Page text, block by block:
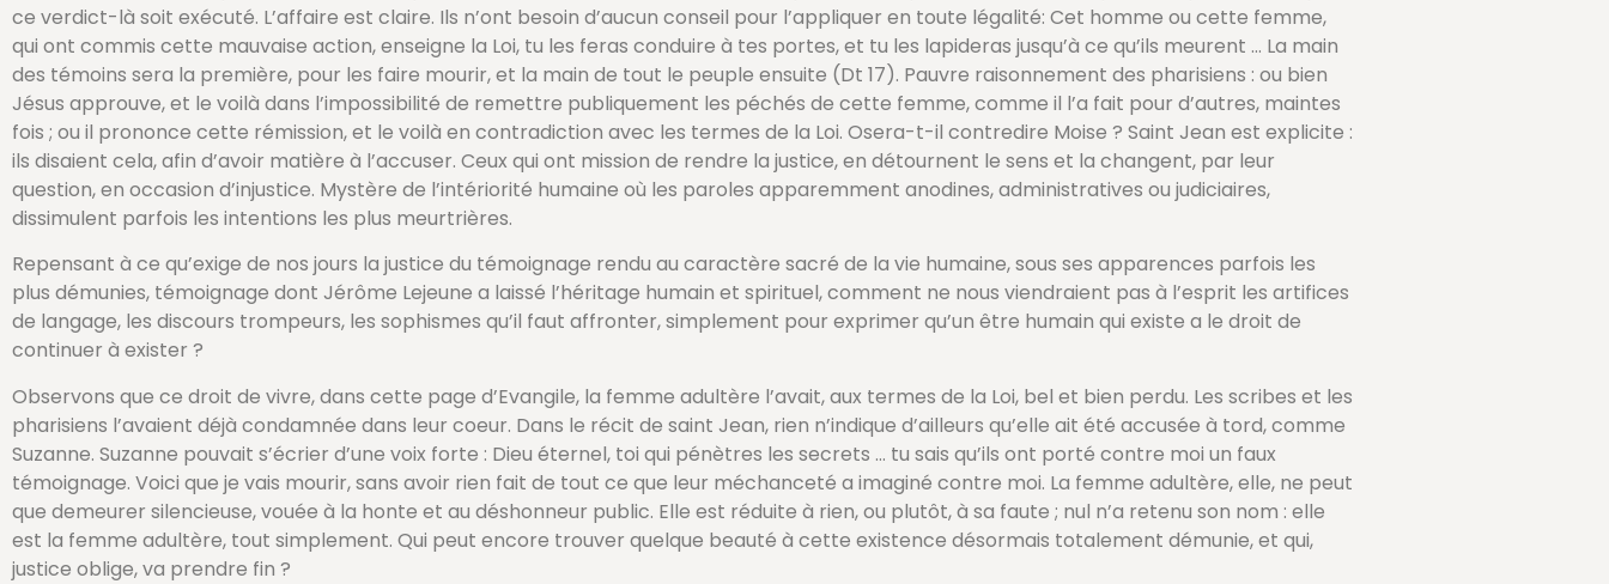
ce verdict-là soit exécuté. L’affaire est claire. Ils n’ont besoin d’aucun conseil pour l’appliquer en toute légalité: Cet homme ou cette femme,
qui ont commis cette mauvaise action, enseigne la Loi, tu les feras conduire à tes portes, et tu les lapideras jusqu’à ce qu’ils meurent … La main
des témoins sera la première, pour les faire mourir, et la main de tout le peuple ensuite (Dt 17). Pauvre raisonnement des pharisiens : ou bien
Jésus approuve, et le voilà dans l’impossibilité de remettre publiquement les péchés de cette femme, comme il l’a fait pour d’autres, maintes
fois ; ou il prononce cette rémission, et le voilà en contradiction avec les termes de la Loi. Osera-t-il contredire Moise ? Saint Jean est explicite :
ils disaient cela, afin d’avoir matière à l’accuser. Ceux qui ont mission de rendre la justice, en détournent le sens et la changent, par leur
question, en occasion d’injustice. Mystère de l’intériorité humaine où les paroles apparemment anodines, administratives ou judiciaires,
dissimulent parfois les intentions les plus meurtrières.
Repensant à ce qu’exige de nos jours la justice du témoignage rendu au caractère sacré de la vie humaine, sous ses apparences parfois les
plus démunies, témoignage dont Jérôme Lejeune a laissé l’héritage humain et spirituel, comment ne nous viendraient pas à l’esprit les artifices
de langage, les discours trompeurs, les sophismes qu’il faut affronter, simplement pour exprimer qu’un être humain qui existe a le droit de
continuer à exister ?
Observons que ce droit de vivre, dans cette page d’Evangile, la femme adultère l’avait, aux termes de la Loi, bel et bien perdu. Les scribes et les
pharisiens l’avaient déjà condamnée dans leur coeur. Dans le récit de saint Jean, rien n’indique d’ailleurs qu’elle ait été accusée à tord, comme
Suzanne. Suzanne pouvait s’écrier d’une voix forte : Dieu éternel, toi qui pénètres les secrets … tu sais qu’ils ont porté contre moi un faux
témoignage. Voici que je vais mourir, sans avoir rien fait de tout ce que leur méchanceté a imaginé contre moi. La femme adultère, elle, ne peut
que demeurer silencieuse, vouée à la honte et au déshonneur public. Elle est réduite à rien, ou plutôt, à sa faute ; nul n’a retenu son nom : elle
est la femme adultère, tout simplement. Qui peut encore trouver quelque beauté à cette existence désormais totalement démunie, et qui,
justice oblige, va prendre fin ?